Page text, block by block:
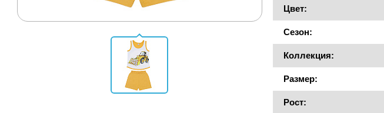
Цвет:
Сезон:
Коллекция:
Размер:
Рост: